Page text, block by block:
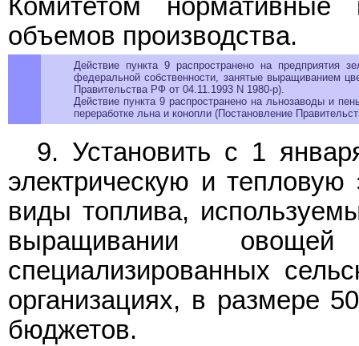
Комитетом
объемов производства.
Действие пункта 9 распространено на предприятия
федеральной собственности, занятые выращиванием
Правительства РФ от 04.11.1993 N 1980-р).
Действие пункта 9 распространено на льнозаводы и
переработке льна и конопли (Постановление
9. Установить с 1
электрическую и
виды топлива,
выращивании
специализированных
организациях, в размере
бюджетов.